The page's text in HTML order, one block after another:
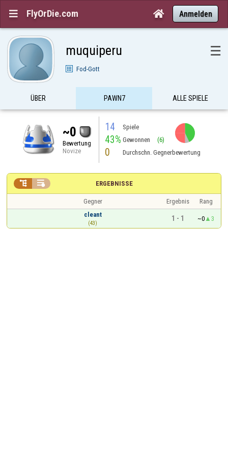
 FlyOrDie.com  Anmelden
muquiperu ☰
Fod-Gott
ÜBER PAWN7 ALLE SPIELE
~0
Bewertung
Novize
14 Spiele
43% Gewonnen (6)
0 Durchschn. Gegnerbewertung
ERGEBNISSE
 
Gegner Ergebnis
Rang
cleant
(43)
1 - 1 ~0 3